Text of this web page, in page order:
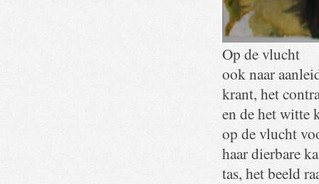
Op de vlucht
ook naar
krant, het
en de het witte
op de vlucht
haar dierbare
tas, het beeld